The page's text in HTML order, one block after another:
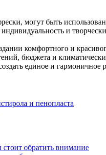
могут быть
и
комфортного и
бюджета и
единое и гармоничное
и пенопласта
обратить внимание